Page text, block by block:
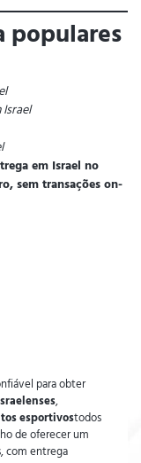
populares
em Israel no
sem transações on-
para obter
,
esportivostodos
de oferecer um
com entrega